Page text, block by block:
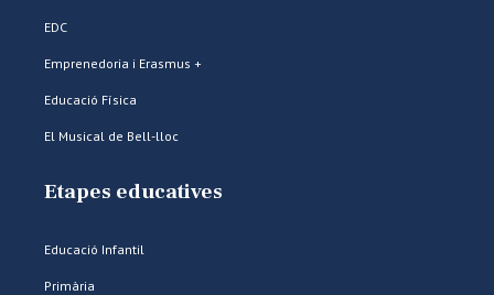
EDC
Emprenedoria i Erasmus +
Educació Física
El Musical de Bell-lloc
Etapes educatives
Educació Infantil
Primària